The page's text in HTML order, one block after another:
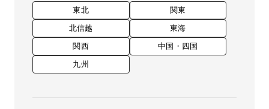
東北
関東
北信越
東海
関西
中国・四国
九州